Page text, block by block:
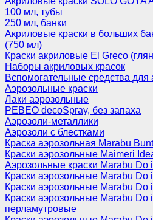
100 мл, тубы
250 мл, банки
Акриловые краски в больших
(750 мл)
Краски акриловые El Greco
Наборы акриловых красок
Вспомогательные средства для
Аэрозольные краски
Лаки аэрозольные
PEBEO decoSpray, без запаха
Аэрозоли-металлики
Аэрозоли с блестками
Краска аэрозольная Marabu
Краски аэрозольные Maimeri
Аэрозольные краски Marabu Do
Краски аэрозольные Marabu
Краски аэрозольные Marabu Do
Краски аэрозольные Marabu Do
перламутровые